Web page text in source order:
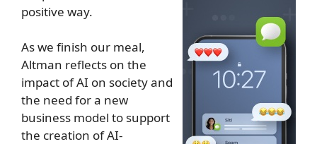
positive way.
As we finish our meal,
Altman reflects on the
impact of AI on society and
the need for a new
business model to support
the creation of AI-